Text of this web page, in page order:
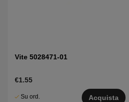
Vite 5028471-01
€1.55
Su ord.
Acquista